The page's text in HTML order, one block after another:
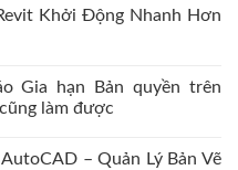
Khởi Động Nhanh Hơn
Gia hạn Bản quyền trên
làm được
– Quản Lý Bản Vẽ